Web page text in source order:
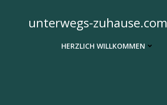
springenunterwegs-zuhause.com
HERZLICH WILLKOMMEN